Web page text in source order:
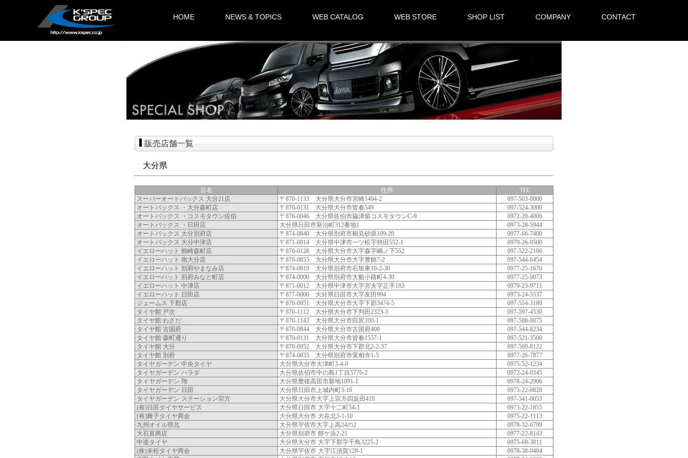
HOME NEWS & TOPICS WEB CATALOG WEB STORE SHOP LIST COMPANY CONTACT
販売店舗一覧
大分県
店名 住所
TEL
スーパーオートバックス 大分21店
〒870-1133 大分県大分市宮崎1404-2
097-503-8000
オートバックス ・大分森町店
〒870-0131 大分県大分市皆春549
097-524-3000
オートバックス ・コスモタウン佐伯
〒876-0046 大分県佐伯市脇津留コスモタウンC-9
0972-20-4000
オートバックス ・日田店
大分県日田市新治町312番地1
0973-28-5944
オートバックス 大分別府店
〒874-0840 大分県別府市鶴見砂原109-20
0977-66-7400
オートバックス 大分中津店
〒871-0014 大分県中津市一ツ松字持田552-1
0979-26-0500
イエローハット 鶴崎森町店
〒870-0128 大分県大分市大字森字嶋ノ下552
097-522-2106
イエローハット 南大分店
〒870-0855 大分県大分市大字豊饒7-2
097-544-6454
イエローハット 別府やまなみ店
〒874-0919 大分県別府市石垣東10-2-30
0977-25-1670
イエローハット 別府みなと町店
〒874-0000 大分県別府市大船小路町4-30
0977-25-9073
イエローハット 中津店
〒871-0012 大分県中津市大字宮夫字正手183
0979-23-9711
イエローハット 日田店
〒877-0000 大分県日田市大字友田994
0973-24-5537
ジェームス 下郡店
〒870-0951 大分県大分市大字下郡3474-5
097-554-3180
タイヤ館 戸次
〒870-1112 大分県大分市下判田2323-3
097-597-4530
タイヤ館 わさだ
〒870-1143 大分県大分市田尻100-1
097-588-8875
タイヤ館 古国府
〒870-0844 大分県大分市古国府408
097-544-8234
タイヤ館 森町通り
〒870-0131 大分県大分市皆春1557-1
097-521-3500
タイヤ館 大分
〒870-0952 大分県大分市下郡北2-2-37
097-569-8122
タイヤ館 別府
〒874-0835 大分県別府市実相寺1-5
0977-26-7877
タイヤガーデン 中央タイヤ
大分県大分市大津町3-4-9
0975-52-1234
タイヤガーデン ハラダ
大分県佐伯市中の島1丁目5776-2
0972-24-0345
タイヤガーデン 翔
大分県豊後高田市新地1091-1
0978-24-2906
タイヤガーデン 日田
大分県日田市上城内町3-16
0973-22-0828
タイヤガーデン ステーション宗方
大分県大分市大字上宗方四反田419
097-541-0053
(有)日田タイヤサービス
大分県日田市 大字十二町54-1
0973-22-1855
(有)舞子タイヤ商会
大分県大分市 大在北3-1-10
0975-22-1113
九州オイル県北
大分県宇佐市大字上高24の2
0978-32-6799
大石直商店
大分県別府市 餅ケ浜2-21
0977-22-8143
中道タイヤ
大分県大分市 大字下郡字千鳥3225-2
0975-69-3811
(株)末松タイヤ商会
大分県宇佐市 大字江須賀128-1
0978-38-0404